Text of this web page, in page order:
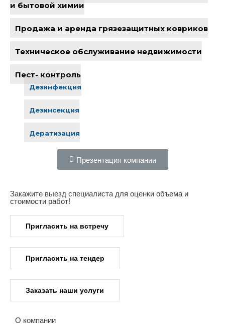
и бытовой химии
Продажа и аренда грязезащитных ковриков
Техническое обслуживание недвижимости
Пест- контроль
Дезинфекция
Дезинсекция
Дератизация
Презентация компании
Закажите выезд специалиста для оценки объема и
стоимости работ!
Пригласить на встречу
Пригласить на тендер
Заказать наши услуги
О компании